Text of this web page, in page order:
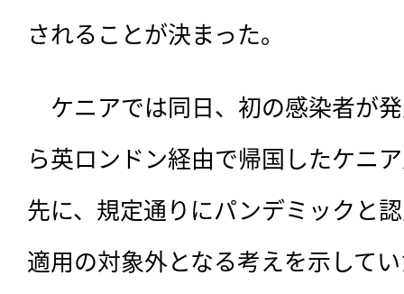
されることが決まった。
ケニアでは同日、初の感染者が
ら英ロンドン経由で帰国したケニ
先に、規定通りにパンデミックと
適用の対象外となる考えを示して